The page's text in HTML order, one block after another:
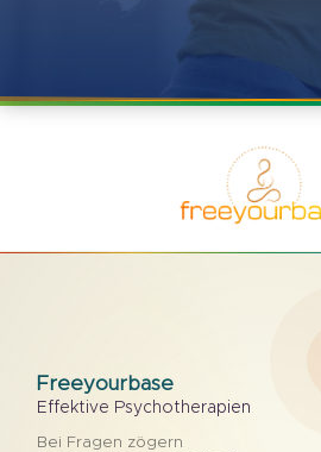
Freeyourbase
Effektive Psychotherapien
Bei Fragen zögern